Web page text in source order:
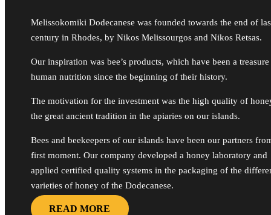
Melissokomiki Dodecanese was founded towards the end of
century in Rhodes, by Nikos Melissourgos and Nikos Retsas.
Our inspiration was bee’s products, which have been a
human nutrition since the beginning of their history.
The motivation for the investment was the high quality of
the great ancient tradition in the apiaries on our islands.
Bees and beekeepers of our islands have been our partners
first moment. Our company developed a honey laboratory and
applied certified quality systems in the packaging of the
varieties of honey of the Dodecanese.
READ MORE